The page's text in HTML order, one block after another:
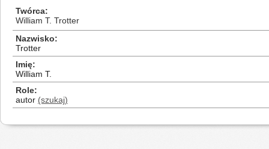
Twórca
William T. Trotter
Nazwisko
Trotter
Imię
William T.
Role
autor (szukaj)